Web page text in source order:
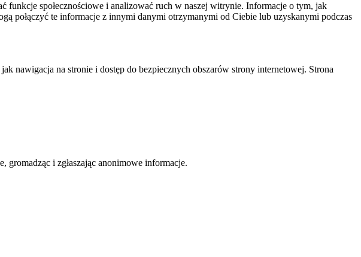
społecznościowe i analizować ruch w naszej witrynie. Informacje o tym, jak
połączyć te informacje z innymi danymi otrzymanymi od Ciebie lub uzyskanymi podczas
nawigacja na stronie i dostęp do bezpiecznych obszarów strony internetowej. Strona
i zgłaszając anonimowe informacje.